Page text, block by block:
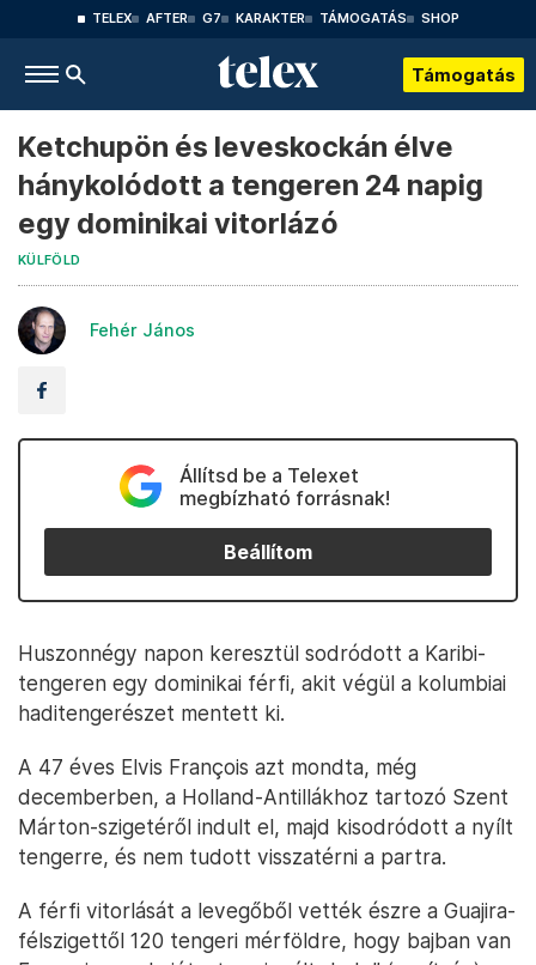
TELEX AFTER G7 KARAKTER TÁMOGATÁS SHOP
Támogatás
Ketchupön és leveskockán élve
hánykolódott a tengeren 24 napig
egy dominikai vitorlázó
KÜLFÖLD
Fehér János
Állítsd be a Telexet
megbízható forrásnak!
Beállítom
Huszonnégy napon keresztül sodródott a Karibi-
tengeren egy dominikai férfi, akit végül a kolumbiai
haditengerészet mentett ki.
A 47 éves Elvis François azt mondta, még
decemberben, a Holland-Antillákhoz tartozó Szent
Márton-szigetéről indult el, majd kisodródott a nyílt
tengerre, és nem tudott visszatérni a partra.
A férfi vitorlását a levegőből vették észre a Guajira-
félszigettől 120 tengeri mérföldre, hogy bajban van